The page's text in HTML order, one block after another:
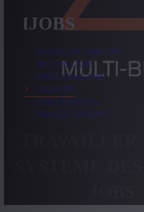
TRAVAILLER CHEZ ZEB
TOUS NOS JOBS
JOBS EN MAGASIN
FLEXIJOBS
JOBS ÉTUDIANTS
JOBS EN ENTREPÔT